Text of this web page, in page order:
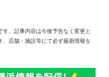
。記事内容は今後予告なく変更と
店舗・施設等にて必ず最新情報を